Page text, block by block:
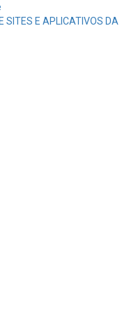
SITES E APLICATIVOS DA